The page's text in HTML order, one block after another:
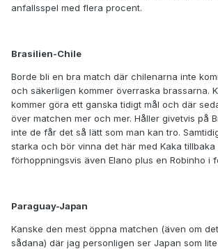
anfallsspel med flera procent.
Brasilien-Chile
Borde bli en bra match där chilenarna inte
och säkerligen kommer överraska brassarna.
kommer göra ett ganska tidigt mål och där
över matchen mer och mer. Håller givetvis på
inte de får det så lätt som man kan tro.
starka och bör vinna det här med Kaka tillbaka
förhoppningsvis även Elano plus en Robinho i
Paraguay-Japan
Kanske den mest öppna matchen (även om
sådana) där jag personligen ser Japan som